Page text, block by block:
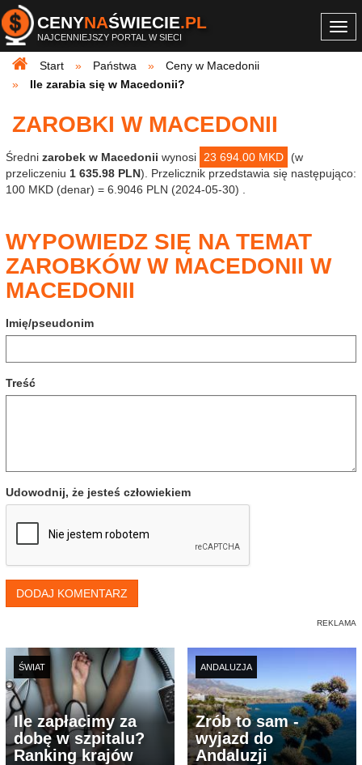
CENYNAŚWIECIE.PL
NAJCENNIEJSZY PORTAL W SIECI
Start
Państwa
Ceny w Macedonii
Ile zarabia się w Macedonii?
ZAROBKI W MACEDONII
Średni zarobek w Macedonii wynosi 23 694.00 MKD
(w
przeliczeniu 1 635.98 PLN). Przelicznik przedstawia się następująco:
100 MKD (denar) = 6.9046 PLN (2024-05-30) .
WYPOWIEDZ SIĘ NA TEMAT
ZAROBKÓW W MACEDONII W
MACEDONII
Imię/pseudonim
Treść
Udowodnij, że jesteś człowiekiem
DODAJ KOMENTARZ
ŚWIAT
Ile zapłacimy za
dobę w szpitalu?
Ranking krajów
ANDALUZJA
Zrób to sam -
wyjazd do
Andaluzji